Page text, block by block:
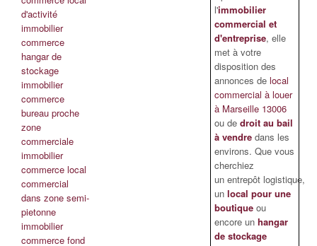
d'activité
immobilier
commerce
hangar de
stockage
immobilier
commerce
bureau proche
zone
commerciale
immobilier
commerce local
commercial
dans zone semi-
pietonne
immobilier
commerce fond
l'immobilier
commercial et
d'entreprise, elle
met à votre
disposition des
annonces de local
commercial à louer
à Marseille 13006
ou de droit au bail
à vendredans les
environs. Que vous
cherchiez
un entrepôt logistique,
un local pour une
boutiqueou
encore un hangar
de stockage